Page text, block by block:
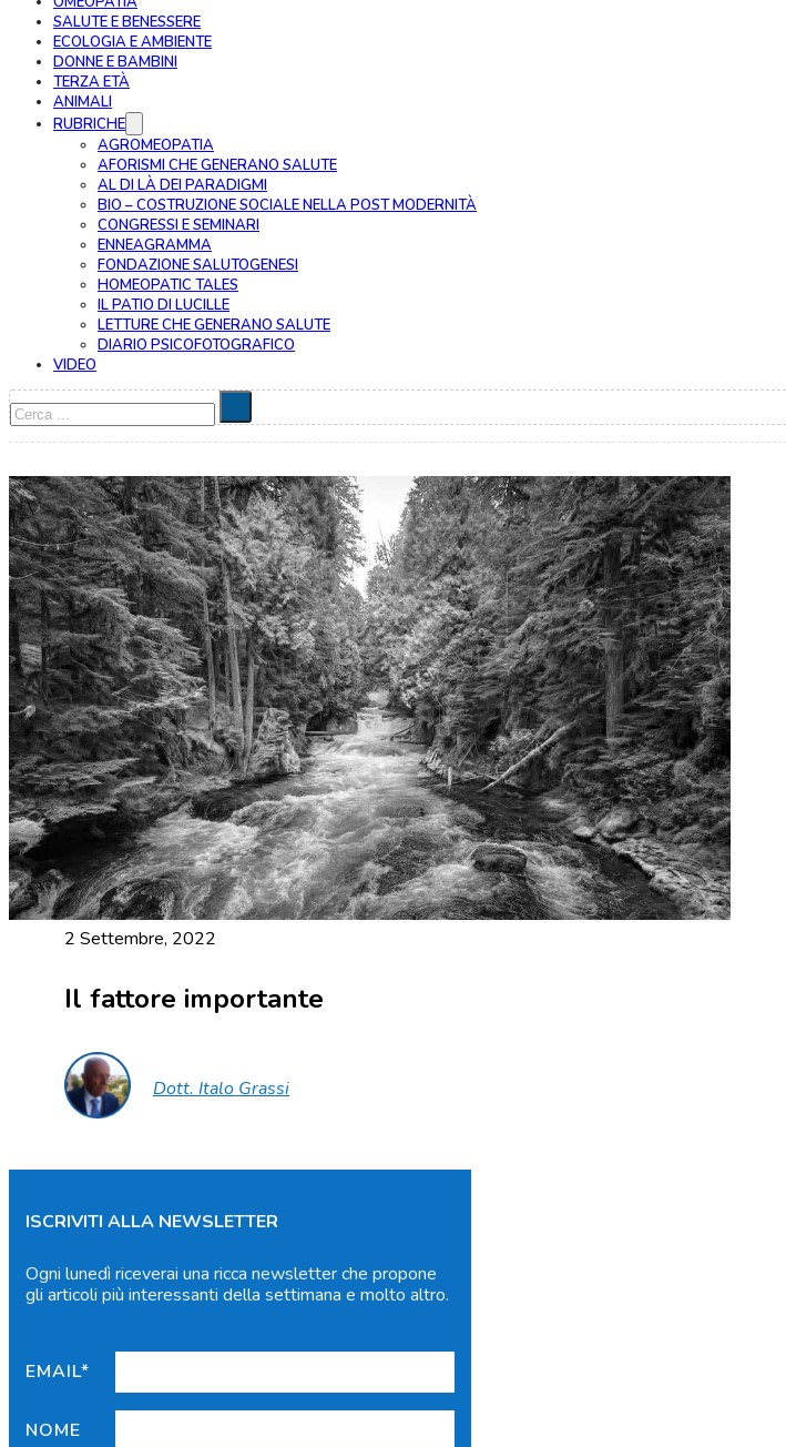
SALUTE E BENESSERE
ECOLOGIA E AMBIENTE
DONNE E BAMBINI
TERZA ETÀ
ANIMALI
RUBRICHE
AGROMEOPATIA
AFORISMI CHE GENERANO SALUTE
AL DI LÀ DEI PARADIGMI
BIO – COSTRUZIONE SOCIALE NELLA POST MODERNITÀ
CONGRESSI E SEMINARI
ENNEAGRAMMA
FONDAZIONE SALUTOGENESI
HOMEOPATIC TALES
IL PATIO DI LUCILLE
LETTURE CHE GENERANO SALUTE
DIARIO PSICOFOTOGRAFICO
VIDEO
Cerca
2 Settembre, 2022
Il fattore importante
Dott. Italo Grassi
ISCRIVITI ALLA NEWSLETTER
Ogni lunedì riceverai una ricca newsletter che propone
gli articoli più interessanti della settimana e molto altro.
EMAIL*
NOME